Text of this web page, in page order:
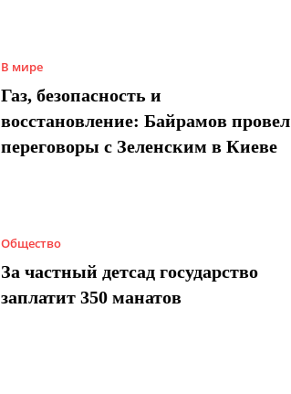
В мире
Газ, безопасность и
восстановление: Байрамов провел
переговоры с Зеленским в Киеве
Общество
За частный детсад государство
заплатит 350 манатов